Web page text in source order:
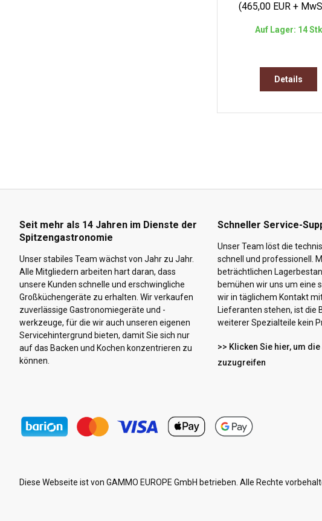
(465,00 EUR +
Auf Lager: 14 Stk
Details
Seit mehr als 14 Jahren im Dienste der
Spitzengastronomie
Unser stabiles Team wächst von Jahr zu Jahr.
Alle Mitgliedern arbeiten hart daran, dass
unsere Kunden schnelle und erschwingliche
Großküchengeräte zu erhalten. Wir verkaufen
zuverlässige Gastronomiegeräte und -
werkzeuge, für die wir auch unseren eigenen
Servicehintergrund bieten, damit Sie sich nur
auf das Backen und Kochen konzentrieren zu
können.
Schneller Service-
Unser Team löst die
schnell und professionell.
beträchtlichen
bemühen wir uns um eine
wir in täglichem Kontakt
Lieferanten stehen, ist die
weiterer Spezialteile kein
>> Klicken Sie hier, um
zuzugreifen
Diese Webseite ist von GAMMO EUROPE GmbH betrieben. Alle Rechte